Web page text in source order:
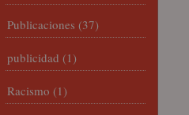
Publicaciones (37)
publicidad (1)
Racismo (1)